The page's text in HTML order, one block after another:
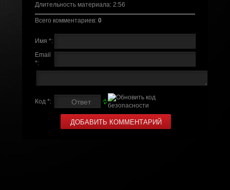
Длительность материала: 2:56
Всего комментариев: 0
Имя *:
Email
*:
Код *: